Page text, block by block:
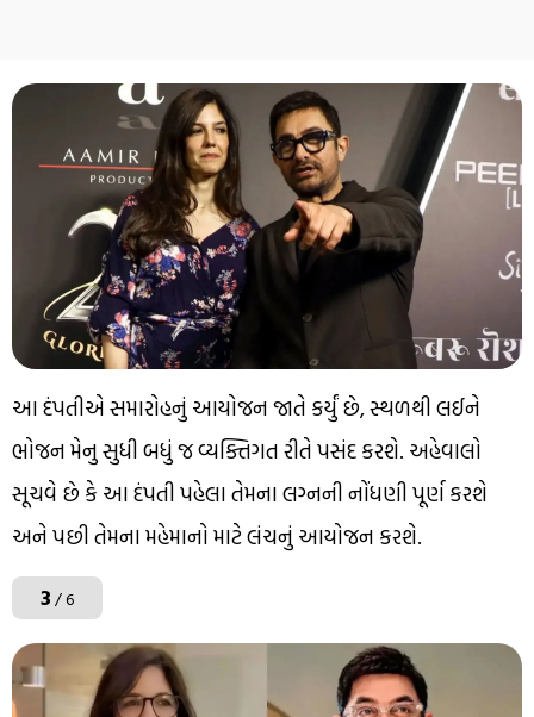
આ દંપતીએ સમારોહનું આયોજન જાતે કર્યું છે, સ્થળથી લઈને
ભોજન મેનુ સુધી બધું જ વ્યક્તિગત રીતે પસંદ કરશે. અહેવાલો
સૂચવે છે કે આ દંપતી પહેલા તેમના લગ્નની નોંધણી પૂર્ણ કરશે
અને પછી તેમના મહેમાનો માટે લંચનું આયોજન કરશે.
3/ 6